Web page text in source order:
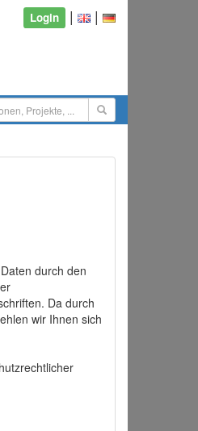
Login | |
durch den
Da durch
wir Ihnen sich